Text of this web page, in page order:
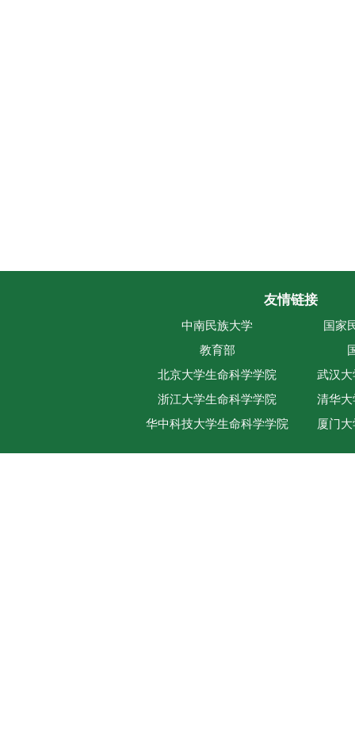
友情链接
中南民族大学
国家
教育部
北京大学生命科学学院
武汉
浙江大学生命科学学院
清华
华中科技大学生命科学学院
厦门